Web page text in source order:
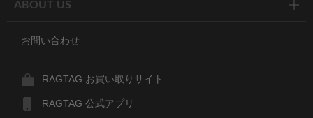
ABOUT US
お問い合わせ
RAGTAG お買い取りサイト
RAGTAG 公式アプリ